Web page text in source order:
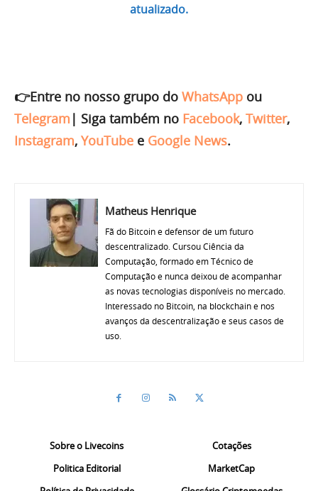
atualizado.
👉Entre no nosso grupo do WhatsApp ou
Telegram | Siga também no Facebook, Twitter,
Instagram, YouTube e Google News.
Matheus Henrique
Fã do Bitcoin e defensor de um futuro
descentralizado. Cursou Ciência da
Computação, formado em Técnico de
Computação e nunca deixou de acompanhar
as novas tecnologias disponíveis no mercado.
Interessado no Bitcoin, na blockchain e nos
avanços da descentralização e seus casos de
uso.
Sobre o Livecoins
Politica Editorial
Cotações
MarketCap